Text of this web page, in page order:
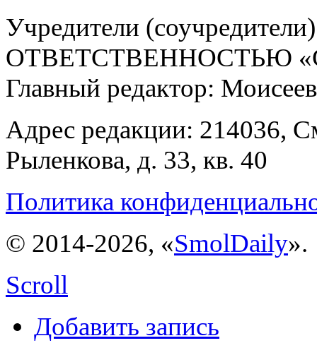
Учредители
ОТВЕТСТВЕННОСТЬЮ
Главный редактор:
Адрес редакции: 214036,
Рыленкова, д. 33, кв. 40
Политика
© 2014-2026, «SmolDaily».
Scroll
Добавить запись